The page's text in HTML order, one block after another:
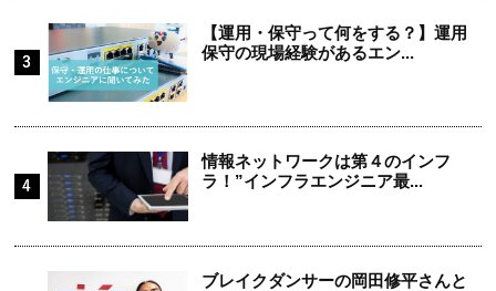
【運用・保守って何をする？】運用
保守の現場経験があるエン...
情報ネットワークは第４のインフ
ラ！”インフラエンジニア最...
ブレイクダンサーの岡田修平さんと